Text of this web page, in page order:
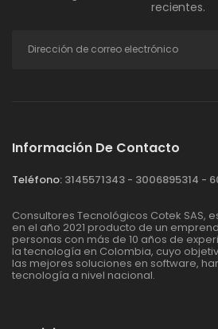
recientes.
Información De Contacto
Teléfono: 3145571343 - 3006895314 -
Consultores Tecnológicos Cotek SAS,
en el año 2021 producto de un
personas con más de 10 años de
la tecnología en Colombia, cuyo
las mejores soluciones en software,
tecnología a nivel nacional.